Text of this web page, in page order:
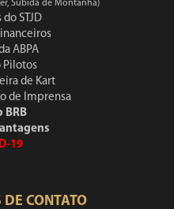
Subida de Montanha)
do STJD
ABPA
Pilotos
de Kart
de Imprensa
BRB
19
DE CONTATO